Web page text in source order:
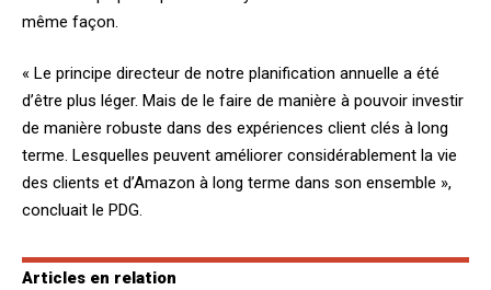
même façon.
« Le principe directeur de notre planification annuelle a été
d’être plus léger. Mais de le faire de manière à pouvoir investir
de manière robuste dans des expériences client clés à long
terme. Lesquelles peuvent améliorer considérablement la vie
des clients et d’Amazon à long terme dans son ensemble »,
concluait le PDG.
Articles en relation